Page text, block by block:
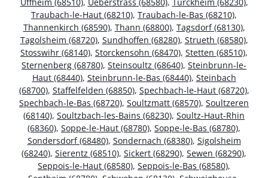
Traubach-le-Haut (68210), Traubach-le-Bas (68210),
Thannenkirch (68590), Thann (68800), Tagsdorf (68130),
Tagolsheim (68720), Sundhoffen (68280), Strueth (68580),
Stosswihr (68140), Storckensohn (68470), Stetten (68510),
Sternenberg (68780), Steinsoultz (68640), Steinbrunn-le-
Haut (68440), Steinbrunn-le-Bas (68440), Steinbach
(68700), Staffelfelden (68850), Spechbach-le-Haut (68720),
Spechbach-le-Bas (68720), Soultzmatt (68570), Soultzeren
(68140), Soultzbach-les-Bains (68230), Soultz-Haut-Rhin
(68360), Soppe-le-Haut (68780), Soppe-le-Bas (68780),
Sondersdorf (68480), Sondernach (68380), Sigolsheim
(68240), Sierentz (68510), Sickert (68290), Sewen (68290),
Seppois-le-Haut (68580), Seppois-le-Bas (68580),